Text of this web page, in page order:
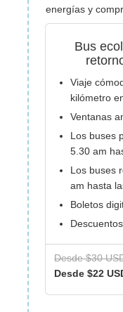
energías y
Bus
Viaje
kilómetro
Ventanas
Los buses
5.30 am
Los buses
am hasta
Boletos
Desde $30
Desde $22